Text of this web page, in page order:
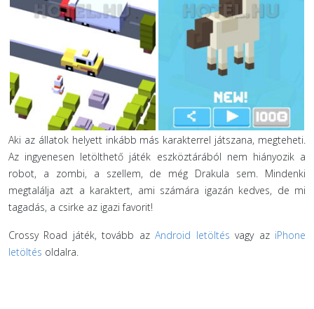
Aki az állatok helyett inkább más karakterrel játszana, megteheti.
Az ingyenesen letölthető játék eszköztárából nem hiányozik a
robot, a zombi, a szellem, de még Drakula sem. Mindenki
megtalálja azt a karaktert, ami számára igazán kedves, de mi
tagadás, a csirke az igazi favorit!
Crossy Road játék, tovább azAndroid letöltés vagy az iPhone
letöltés oldalra.